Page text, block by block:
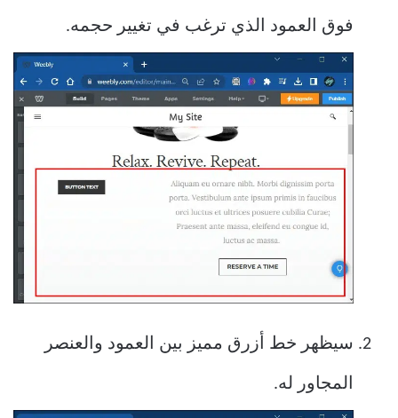
فوق العمود الذي ترغب في تغيير حجمه.
سيظهر خط أزرق مميز بين العمود والعنصر
المجاور له.